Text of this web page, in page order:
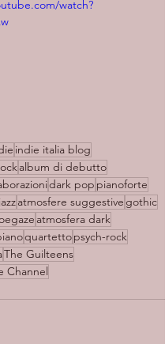
watch?
indie italia blog
album di debutto
dark pop pianoforte
jazzatmosfere suggestive gothic
atmosfera dark
quartettopsych-rock
The Guilteens
Channel